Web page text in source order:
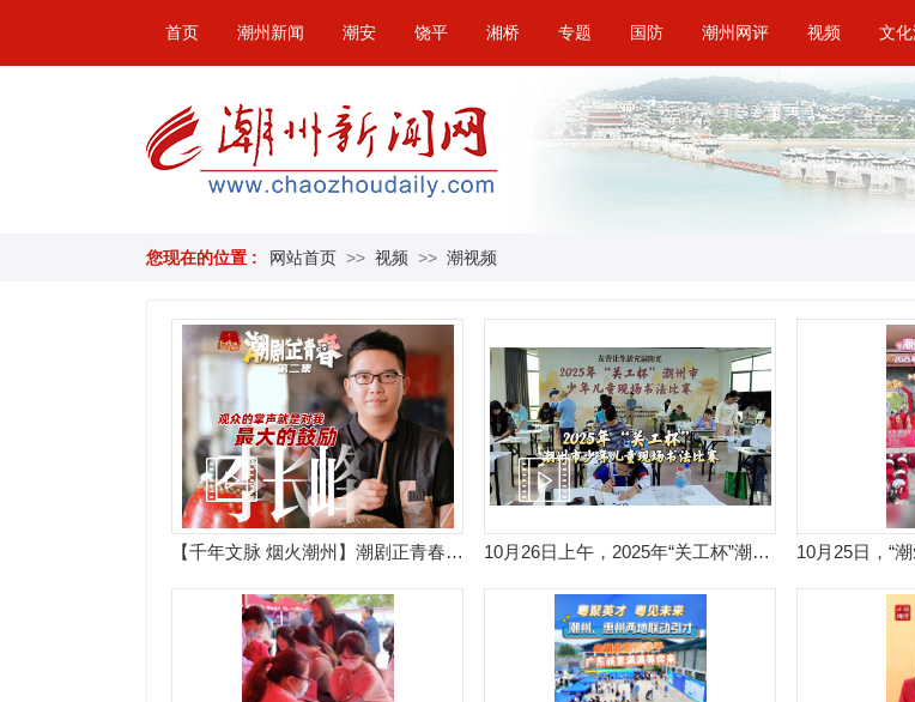
首页 潮州新闻 潮安 饶平 湘桥 专题 国防 潮州网评 视频 文化
您现在的位置 : 网站首页 >> 视频 >> 潮视频
【千年文脉 烟火潮州】潮剧正青春②李长峰：观众的掌声就是对我最大的鼓励。 10月26日上午，2025年“关工杯”潮州市少年儿童现场书法比赛在潮州日报社举行。